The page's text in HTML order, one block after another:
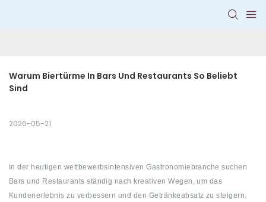
Warum Biertürme In Bars Und Restaurants So Beliebt
Sind
2026-05-21
In der heutigen wettbewerbsintensiven Gastronomiebranche suchen
Bars und Restaurants ständig nach kreativen Wegen, um das
Kundenerlebnis zu verbessern und den Getränkeabsatz zu steigern.